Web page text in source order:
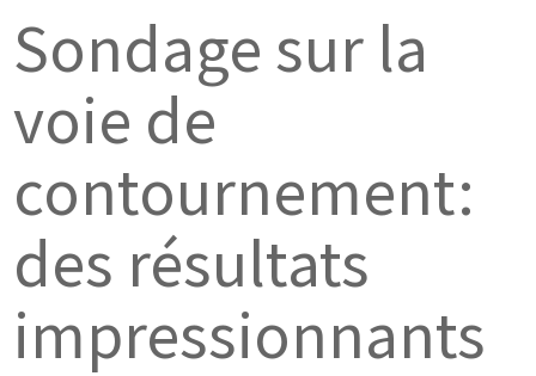
Sondage sur la
voie de
contournement:
des résultats
impressionnants